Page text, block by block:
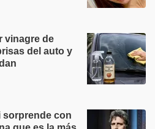
vinagre de
del auto y
sorprende con